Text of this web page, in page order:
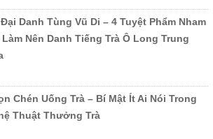
Danh Tùng Vũ Di – 4 Tuyệt Phẩm Nham
Làm Nên Danh Tiếng Trà Ô Long Trung
Chén Uống Trà – Bí Mật Ít Ai Nói Trong
Thuật Thưởng Trà